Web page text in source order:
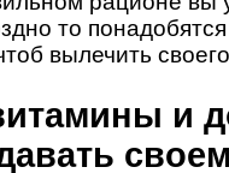
то понадобятся
вылечить
и